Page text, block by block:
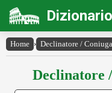
Home › Declinatore /
Declinatore